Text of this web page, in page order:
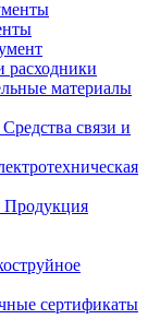
расходники
материалы
Средства связи и
Продукция
сертификаты